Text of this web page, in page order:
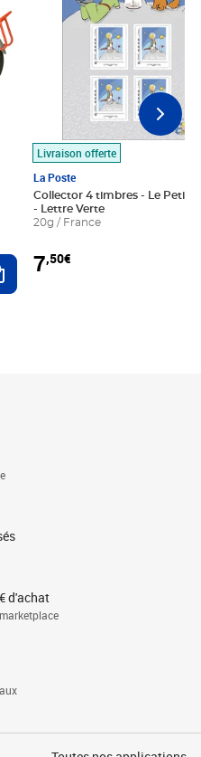
Ajouter au panier
Livraison offerte
La Poste
Collector 4 timbres - Le Petit
- Lettre Verte
20g / France
7,50€
d'achat